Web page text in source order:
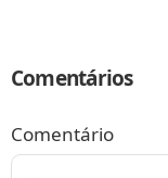
Comentários
Comentário